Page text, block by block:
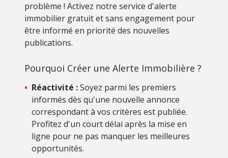
problème ! Activez notre service d'alerte
immobilier gratuit et sans engagement pour
être informé en priorité des nouvelles
publications.
Pourquoi Créer une Alerte Immobilière ?
• Réactivité :Soyez parmi les premiers
informés dès qu'une nouvelle annonce
correspondant à vos critères est publiée.
Profitez d'un court délai après la mise en
ligne pour ne pas manquer les meilleures
opportunités.